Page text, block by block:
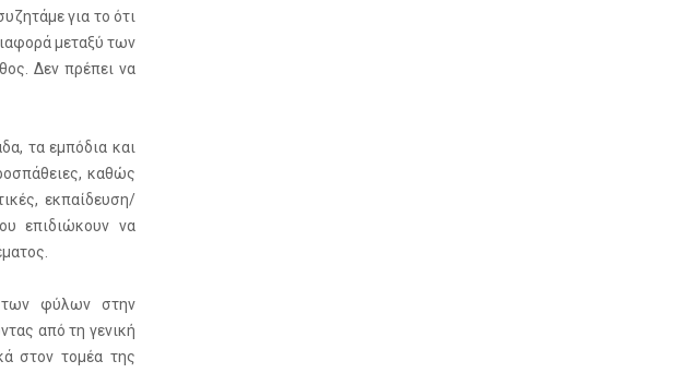
για το ότι
μεταξύ των
Δεν πρέπει να
τα εμπόδια και
καθώς
εκπαίδευση/
επιδιώκουν να
των φύλων στην
από τη γενική
στον τομέα της